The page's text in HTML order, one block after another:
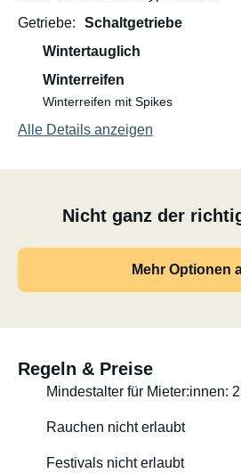
Getriebe
Schaltgetriebe
Wintertauglich
Winterreifen
Winterreifen mit Spikes
Alle Details anzeigen
Nicht ganz der
Mehr Optionen
Regeln & Preise
Mindestalter für Mieter:innen:
Rauchen nicht erlaubt
Festivals nicht erlaubt